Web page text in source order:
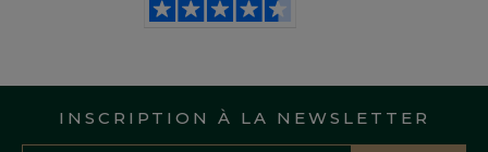
INSCRIPTION À LA NEWSLETTER